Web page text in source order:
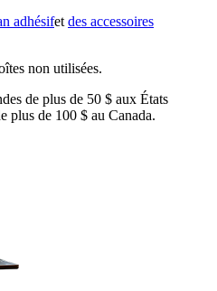
adhésifet des accessoires
non utilisées.
de plus de 50 $ aux États
plus de 100 $ au Canada.